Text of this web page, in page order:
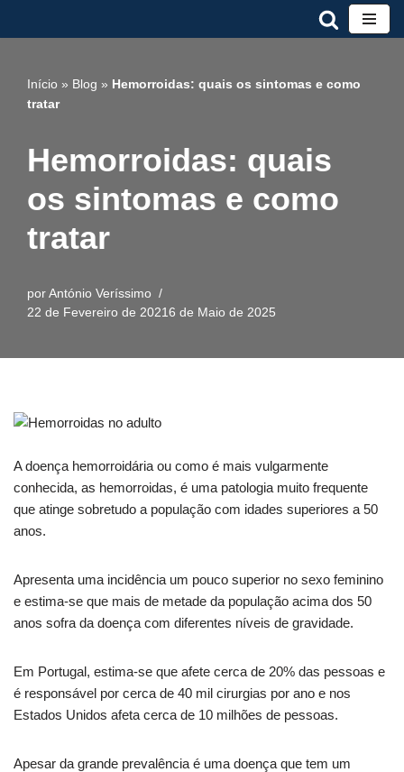
conteúdo
Início » Blog » Hemorroidas: quais os sintomas e como
tratar
Hemorroidas: quais
os sintomas e como
tratar
por António Veríssimo
22 de Fevereiro de 20216 de Maio de 2025
A doença hemorroidária ou como é mais vulgarmente
conhecida, as hemorroidas, é uma patologia muito frequente
que atinge sobretudo a população com idades superiores a 50
anos.
Apresenta uma incidência um pouco superior no sexo feminino
e estima-se que mais de metade da população acima dos 50
anos sofra da doença com diferentes níveis de gravidade.
Em Portugal, estima-se que afete cerca de 20% das pessoas e
é responsável por cerca de 40 mil cirurgias por ano e nos
Estados Unidos afeta cerca de 10 milhões de pessoas.
Apesar da grande prevalência é uma doença que tem um